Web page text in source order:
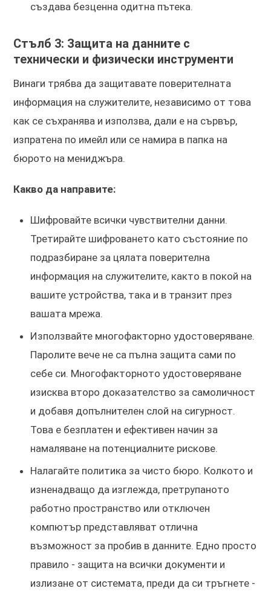
създава безценна одитна пътека.
Стълб 3: Защита на данните с
технически и физически инструменти
Винаги трябва да защитавате поверителната
информация на служителите, независимо от това
как се съхранява и използва, дали е на сървър,
изпратена по имейл или се намира в папка на
бюрото на мениджъра.
Какво да направите:
Шифровайте всички чувствителни данни.
Третирайте шифроването като състояние по
подразбиране за цялата поверителна
информация на служителите, както в покой на
вашите устройства, така и в транзит през
вашата мрежа.
Използвайте многофакторно удостоверяване.
Паролите вече не са пълна защита сами по
себе си. Многофакторното удостоверяване
изисква второ доказателство за самоличност
и добавя допълнителен слой на сигурност.
Това е безплатен и ефективен начин за
намаляване на потенциалните рискове.
Налагайте политика за чисто бюро. Колкото и
изненадващо да изглежда, претрупаното
работно пространство или отключен
компютър представляват отлична
възможност за пробив в данните. Едно просто
правило - защита на всички документи и
излизане от системата, преди да си тръгнете -